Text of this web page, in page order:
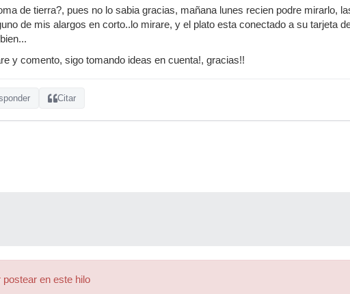
de tierra?, pues no lo sabia gracias, mañana lunes recien podre mirarlo,
de mis alargos en corto..lo mirare, y el plato esta conectado a su tarjeta
y comento, sigo tomando ideas en cuenta!, gracias!!
Citar
postear en este hilo